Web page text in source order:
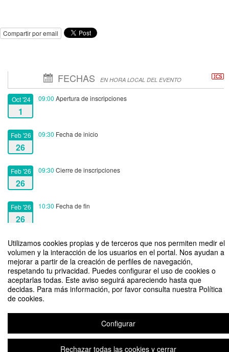
Utilizamos cookies propias y de terceros que nos permiten medir el
volumen y la interacción de los usuarios en el portal. Nos ayudan a
mejorar a partir de la creación de perfiles de navegación,
respetando tu privacidad. Puedes configurar el uso de cookies o
aceptarlas todas. Este aviso seguirá apareciendo hasta que
decidas. Para más información, por favor consulta nuestra Política
de cookies.
Configurar
Rechazar todas las cookies y cerrar
Compartir por email
FECHAS EN HORA LOCAL DEL EVENTO
Oct '24
1
09:00 Apertura de inscripciones
Feb '26
26
09:30 Fecha de inicio
Feb '26
26
09:30 Cierre de inscripciones
Feb '26
26
10:30 Fecha de fin
SE2025-26: Transformando Ideas en Negocios: Fusion Startups
Organizado por Loyola Initiatives
Plataforma de organización de eventos Symposium